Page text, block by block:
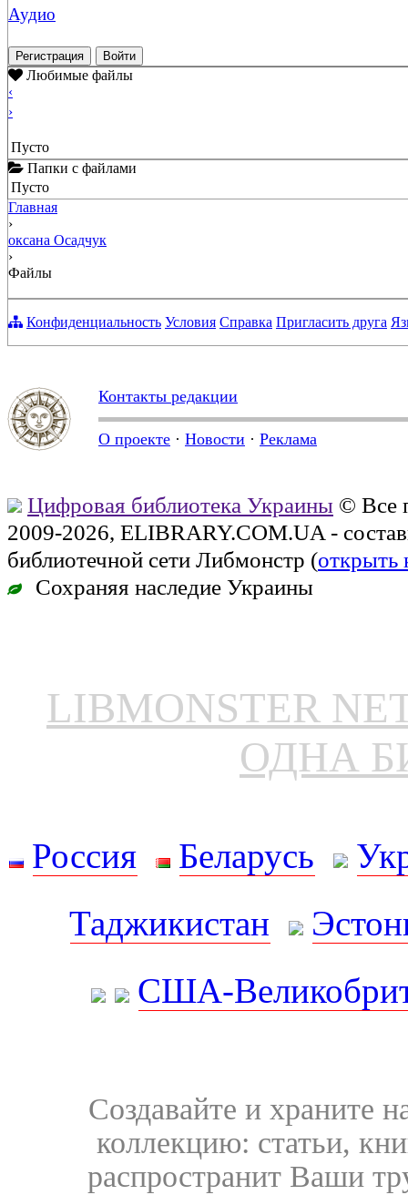
Аудио
Регистрация Войти
Любимые файлы
‹
›
Пусто
Папки с файлами
Пусто
Главная
›
оксана Осадчук
›
Файлы
Конфиденциальность Условия Справка Пригласить друга
Контакты редакции
О проекте · Новости · Реклама
Цифровая библиотека Украины © Все
2009-2026, ELIBRARY.COM.UA -
библиотечной сети Либмонстр (открыть
Сохраняя наследие Украины
LIBMONSTER
ОДНА
Россия Беларусь
Таджикистан
США-
Создавайте и храните
коллекцию: статьи,
распространит Ваши